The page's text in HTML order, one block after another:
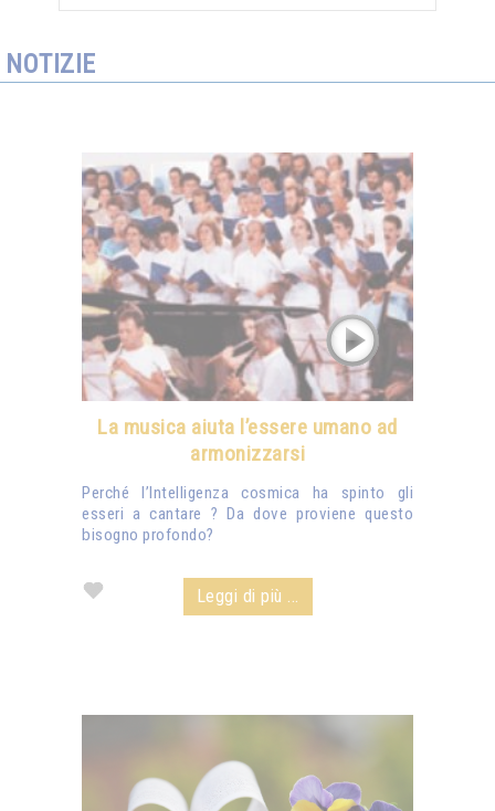
NOTIZIE
La musica aiuta l’essere umano ad
armonizzarsi
Perché l’Intelligenza cosmica ha spinto gli
esseri a cantare ? Da dove proviene questo
bisogno profondo?
Leggi di più ...